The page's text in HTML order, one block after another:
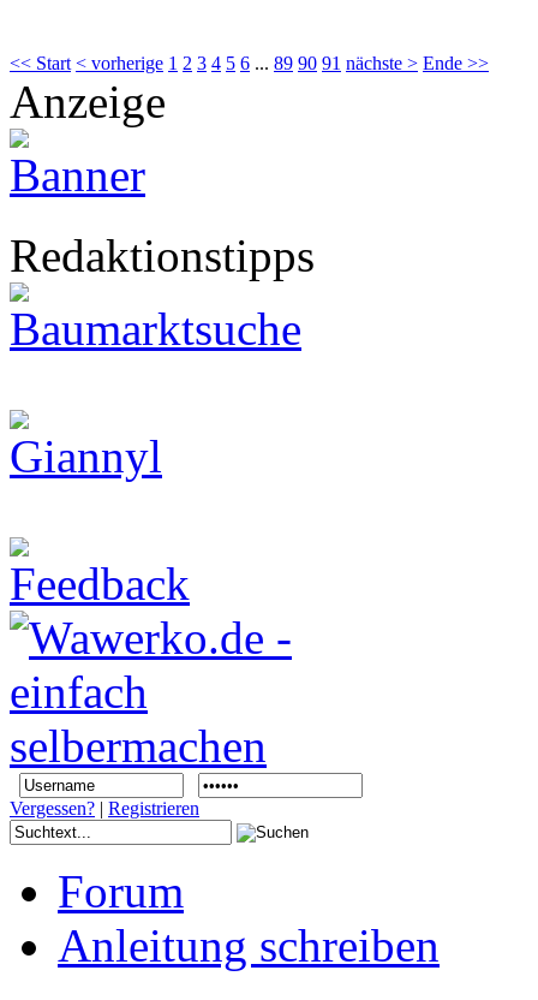
<< Start < vorherige 1 2 3 4 5 6 ... 89 90 91 nächste > Ende >>
Anzeige
Redaktionstipps
Vergessen? | Registrieren
Forum
Anleitung schreiben